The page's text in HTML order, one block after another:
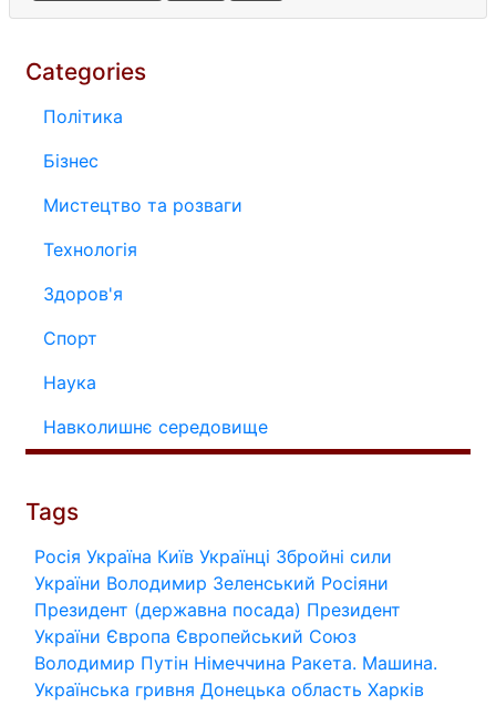
Categories
Політика
Бізнес
Мистецтво та розваги
Технологія
Здоров'я
Спорт
Наука
Навколишнє середовище
Tags
Росія Україна Київ Українці Збройні сили
України Володимир Зеленський Росіяни
Президент (державна посада) Президент
України Європа Європейський Союз
Володимир Путін Німеччина Ракета. Машина.
Українська гривня Донецька область Харків